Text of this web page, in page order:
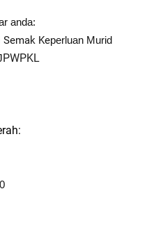
anda:
Semak Keperluan Murid
PWPKL